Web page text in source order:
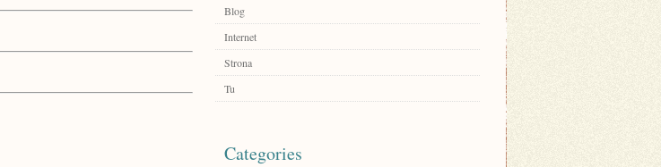
Blog
Internet
Strona
Tu
Categories